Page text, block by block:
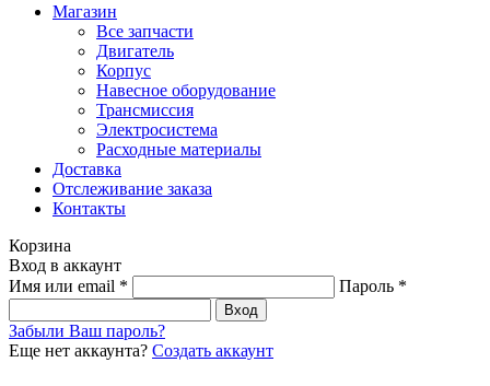
Магазин
Все запчасти
Двигатель
Корпус
Навесное оборудование
Трансмиссия
Электросистема
Расходные материалы
Доставка
Отслеживание заказа
Контакты
Корзина
Вход в аккаунт
Имя или email * Пароль *
Вход
Забыли Ваш пароль?
Еще нет аккаунта? Создать аккаунт